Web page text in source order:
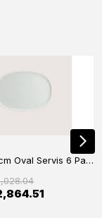
Hygge 34 cm Oval Servis 6 Parça